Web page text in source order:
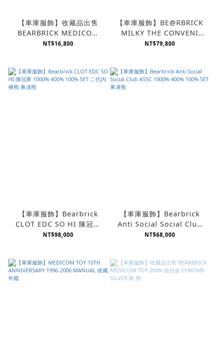
【車庫服飾】收藏品出售
BEARBRICK MEDICOM
TOY HALLOWEEN 400%
NT$16,800
【車庫服飾】BE@RBRICK
MILKY THE CONVENI
FRAGMENT DESIGN
NT$79,800
【車庫服飾】Bearbrick
CLOT EDC SO HI 陳冠希
1000% 400% 100% SET
NT$98,000
【車庫服飾】Bearbrick
Anti Social Social Club
ASSC 1000% 400% 100%
NT$68,000